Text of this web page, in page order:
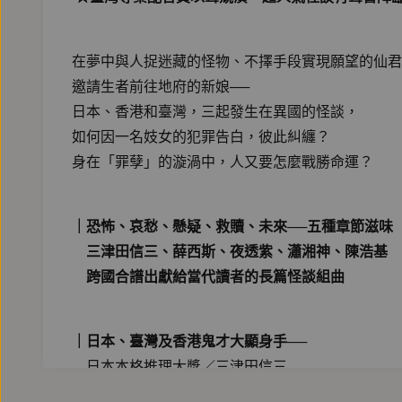
在夢中與人捉迷藏的怪物、不擇手段實現願望的仙
邀請生者前往地府的新娘──
日本、香港和臺灣，三起發生在異國的怪談，
如何因一名妓女的犯罪告白，彼此糾纏？
身在「罪孽」的漩渦中，人又要怎麼戰勝命運？
｜恐怖、哀愁、懸疑、救贖、未來──五種章節滋味
三津田信三、薛西斯、夜透紫、瀟湘神、陳浩基
跨國合譜出獻給當代讀者的長篇怪談組曲
｜日本、臺灣及香港鬼才大顯身手──
日本本格推理大獎／三津田信三